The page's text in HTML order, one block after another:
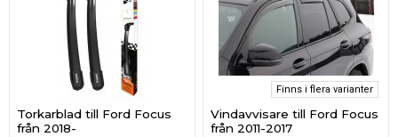
Torkarblad till Ford Focus
från 2018-
Finns i flera varianter
Vindavvisare till Ford Focus
från 2011-2017